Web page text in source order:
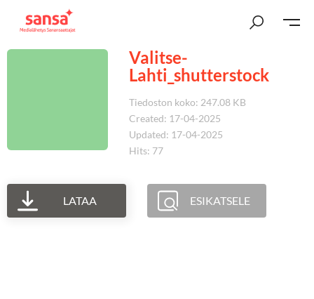
Valitse-
Lahti_shutterstock
Tiedoston koko: 247.08 KB
Created: 17-04-2025
Updated: 17-04-2025
Hits: 77
LATAA ESIKATSELE